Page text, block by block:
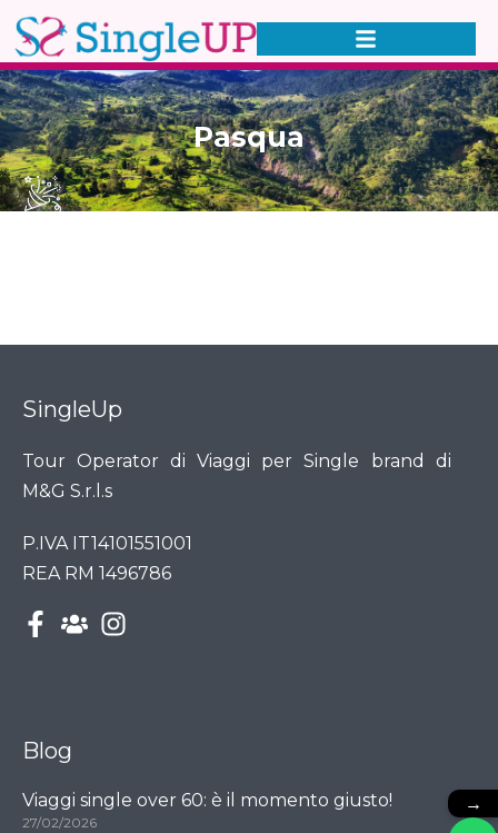
Pasqua
SingleUp
Tour Operator di Viaggi per Single brand di
M&G S.r.l.s
P.IVA IT14101551001
REA RM 1496786
Blog
Viaggi single over 60: è il momento giusto!
27/02/2026
→